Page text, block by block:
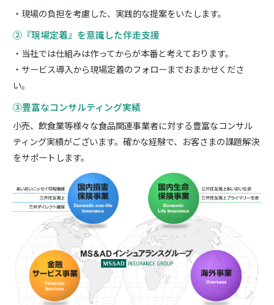
・現場の負担を考慮した、実践的な提案をいたします。
②『現場定着』を意識した伴走支援
・当社では仕組みは作ってからが本番と考えております。
・サービス導入から現場定着のフォローまでおまかせくださ
い。
③豊富なコンサルティング実績
小売、飲食業等様々な食品関連事業者に対する豊富なコンサル
ティング実績がございます。確かな経験で、お客さまの課題解決
をサポートします。